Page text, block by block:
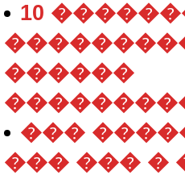
10
������
���
��� ��� �